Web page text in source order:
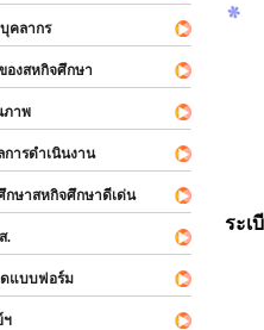
คลากร
งสหกิจศึกษา
าพ
ารดำเนินงาน
ษาสหกิจศึกษาดีเด่น
.
แบบฟอร์ม
ระเ